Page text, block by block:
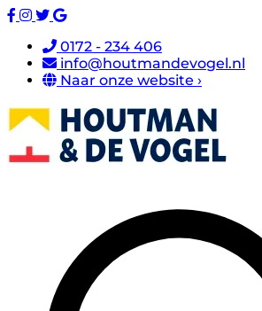
0172 - 234 406
info@houtmandevogel.nl
Naar onze website ›